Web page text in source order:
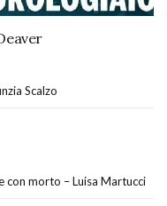
Scalzo
con morto – Luisa Martucci